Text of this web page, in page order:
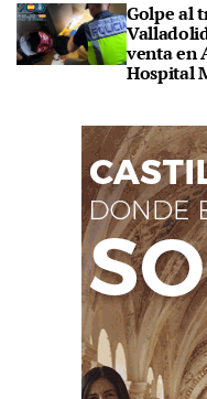
Golpe al
venta en
Hospital